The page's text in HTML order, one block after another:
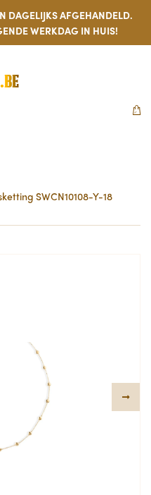
DAGELIJKS AFGEHANDELD.
WERKDAG IN HUIS!
SWCN10108-Y-18